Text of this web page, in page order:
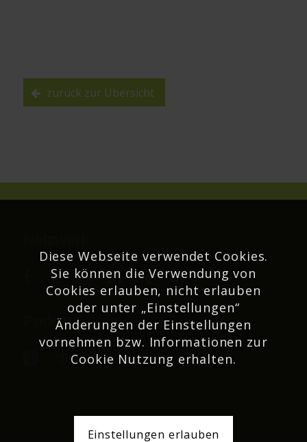
zurück zur Übersicht
Podcast
Diese Webseite verwendet Cookies.
Sie können die Verwendung von
Cookies erlauben, nicht erlauben
oder unter „Einstellungen“
Änderungen der Einstellungen
vornehmen bzw. Informationen zur
Cookie Nutzung erhalten.
Einstellungen erlauben